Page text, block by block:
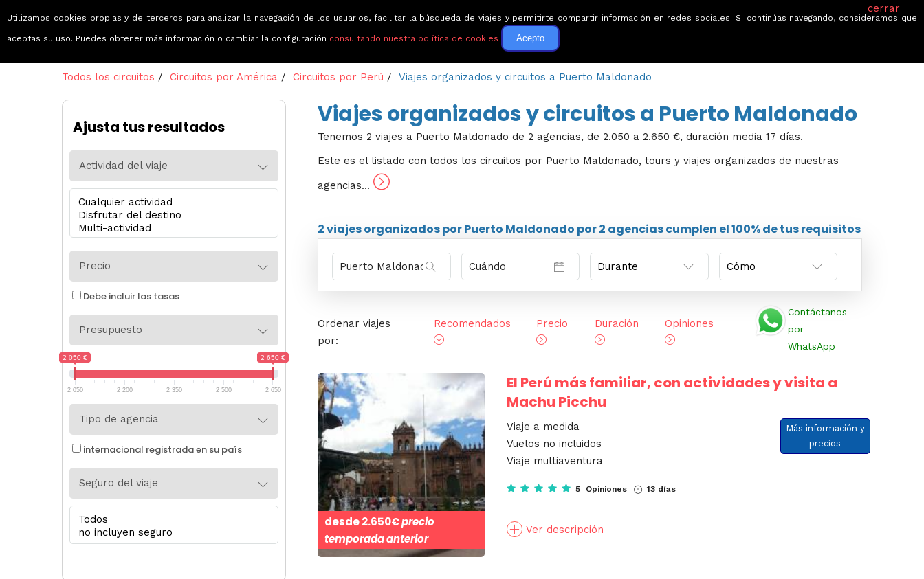
Viajes que emocionan
Circuitos Guías de viaje Ofertas Blog Quiénes somos
Todos los circuitos / Circuitos por América / Circuitos por Perú / Viajes organizados y circuitos a Puerto Maldonado
Viajes organizados y circuitos a Puerto Maldonado
Tenemos 2 viajes a Puerto Maldonado de 2 agencias, de 2.050 a 2.650 €, duración media 17 días.
Este es el listado con todos los circuitos por Puerto Maldonado, tours y viajes organizados de nuestras
agencias...
2 viajesorganizados por Puerto Maldonado por2 agenciascumplen el 100% de tus requisitos
Ordenar viajes
por:
Recomendados Precio Duración Opiniones
Contáctanos
por
WhatsApp
desde2.650€precio
temporada anterior
El Perú más familiar, con actividades y visita a
Machu Picchu
Viaje a medida
Vuelos no incluidos
Viaje multiaventura
5 Opiniones 13 días
Ver descripción
Más información y
precios
Ajusta tus resultados
Actividad del viaje
Precio
Debe incluir las tasas
Presupuesto
2 050 € 2 650 €
2 050 2 200 2 350 2 500 2 650
Tipo de agencia
internacional registrada en su país
Seguro del viaje
cerrar
Utilizamos cookies propias y de terceros para analizar la navegación de los usuarios, facilitar la búsqueda de viajes y permitirte compartir información en redes sociales. Si continúas navegando, consideramos que
aceptas su uso. Puedes obtener más información o cambiar la configuración consultando nuestra política de cookies Acepto